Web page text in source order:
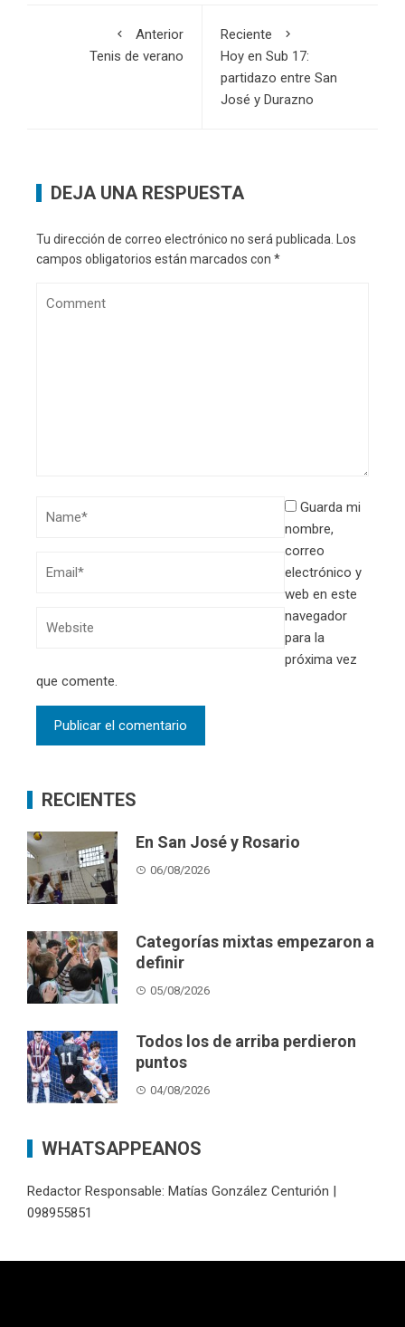
Anterior
Tenis de verano
Reciente
Hoy en Sub 17:
partidazo entre San
José y Durazno
DEJA UNA RESPUESTA
Tu dirección de correo electrónico no será publicada.
Los
campos obligatorios están marcados con *
Guarda mi
nombre,
correo
electrónico y
web en este
navegador
para la
próxima vez
que comente.
RECIENTES
En San José y Rosario
06/08/2026
Categorías mixtas empezaron a
definir
05/08/2026
Todos los de arriba perdieron
puntos
04/08/2026
WHATSAPPEANOS
Redactor Responsable: Matías González Centurión |
098955851